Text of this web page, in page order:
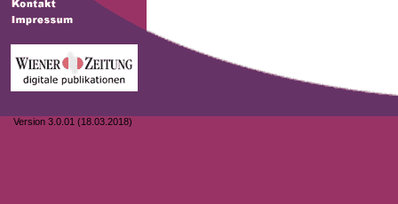
Version 3.0.01 (18.03.2018)